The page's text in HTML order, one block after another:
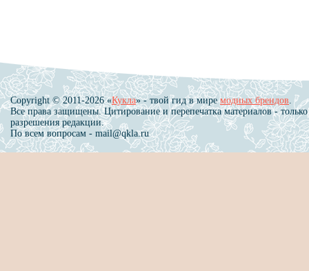
Copyright © 2011-2026 «Кукла» - твой гид в миремодных брендов
Все права защищены. Цитирование и перепечатка материалов - только
разрешения редакции.
По всем вопросам - mail@qkla.ru